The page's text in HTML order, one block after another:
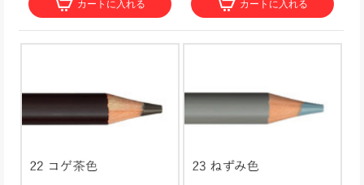
カートに入れる カートに入れる